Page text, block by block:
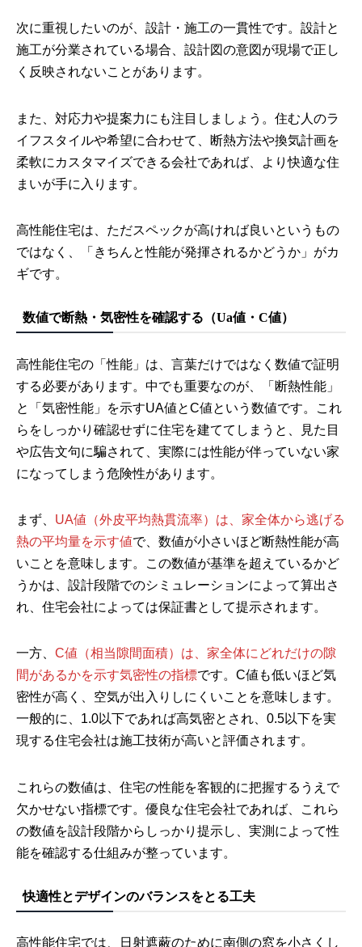
次に重視したいのが、設計・施工の一貫性です。設計と
施工が分業されている場合、設計図の意図が現場で正し
く反映されないことがあります。
また、対応力や提案力にも注目しましょう。住む人のラ
イフスタイルや希望に合わせて、断熱方法や換気計画を
柔軟にカスタマイズできる会社であれば、より快適な住
まいが手に入ります。
高性能住宅は、ただスペックが高ければ良いというもの
ではなく、「きちんと性能が発揮されるかどうか」がカ
ギです。
数値で断熱・気密性を確認する（Ua値・C値）
高性能住宅の「性能」は、言葉だけではなく数値で証明
する必要があります。中でも重要なのが、「断熱性能」
と「気密性能」を示すUA値とC値という数値です。これ
らをしっかり確認せずに住宅を建ててしまうと、見た目
や広告文句に騙されて、実際には性能が伴っていない家
になってしまう危険性があります。
まず、 UA値（外皮平均熱貫流率）は、家全体から逃げる
熱の平均量を示す値で、数値が小さいほど断熱性能が高
いことを意味します。この数値が基準を超えているかど
うかは、設計段階でのシミュレーションによって算出さ
れ、住宅会社によっては保証書として提示されます。
一方、 C値（相当隙間面積）は、家全体にどれだけの隙
間があるかを示す気密性の指標です。C値も低いほど気
密性が高く、空気が出入りしにくいことを意味します。
一般的に、1.0以下であれば高気密とされ、0.5以下を実
現する住宅会社は施工技術が高いと評価されます。
これらの数値は、住宅の性能を客観的に把握するうえで
欠かせない指標です。優良な住宅会社であれば、これら
の数値を設計段階からしっかり提示し、実測によって性
能を確認する仕組みが整っています。
快適性とデザインのバランスをとる工夫
高性能住宅では、日射遮蔽のために南側の窓を小さくし